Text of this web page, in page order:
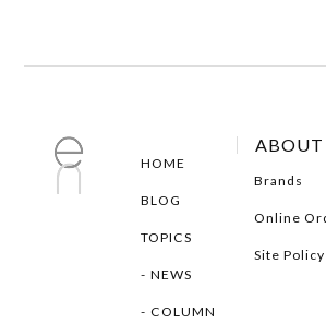
HOME
BLOG
TOPICS
NEWS
COLUMN
ABOUT
Brands
Online
Site Policy